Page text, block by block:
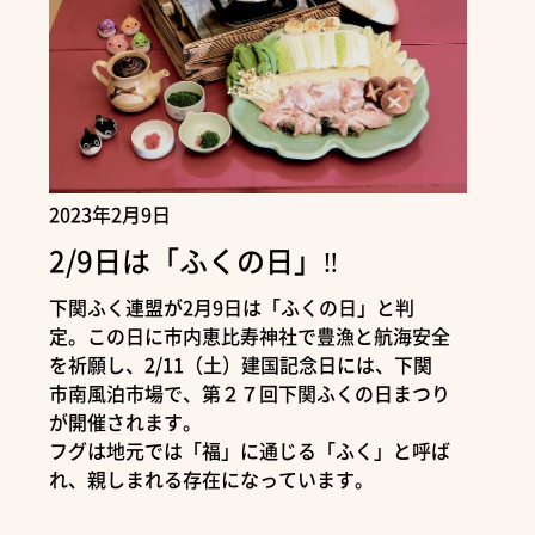
2023年2月9日
2/9日は「ふくの日」‼
下関ふく連盟が2月9日は「ふくの日」と判
定。この日に市内恵比寿神社で豊漁と航海安全
を祈願し、2/11（土）建国記念日には、下関
市南風泊市場で、第２７回下関ふくの日まつり
が開催されます。
フグは地元では「福」に通じる「ふく」と呼ば
れ、親しまれる存在になっています。